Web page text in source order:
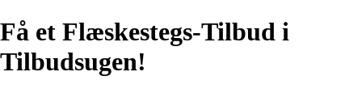
Få et Flæskestegs-Tilbud i
Tilbudsugen!